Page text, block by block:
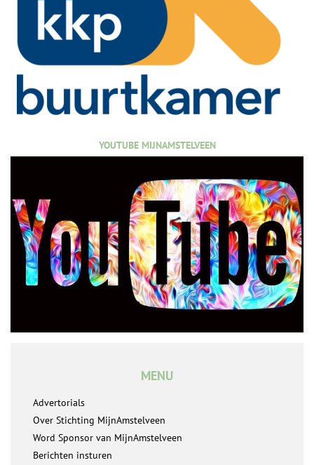
YOUTUBE MIJNAMSTELVEEN
MENU
Advertorials
Over Stichting MijnAmstelveen
Word Sponsor van MijnAmstelveen
Berichten insturen